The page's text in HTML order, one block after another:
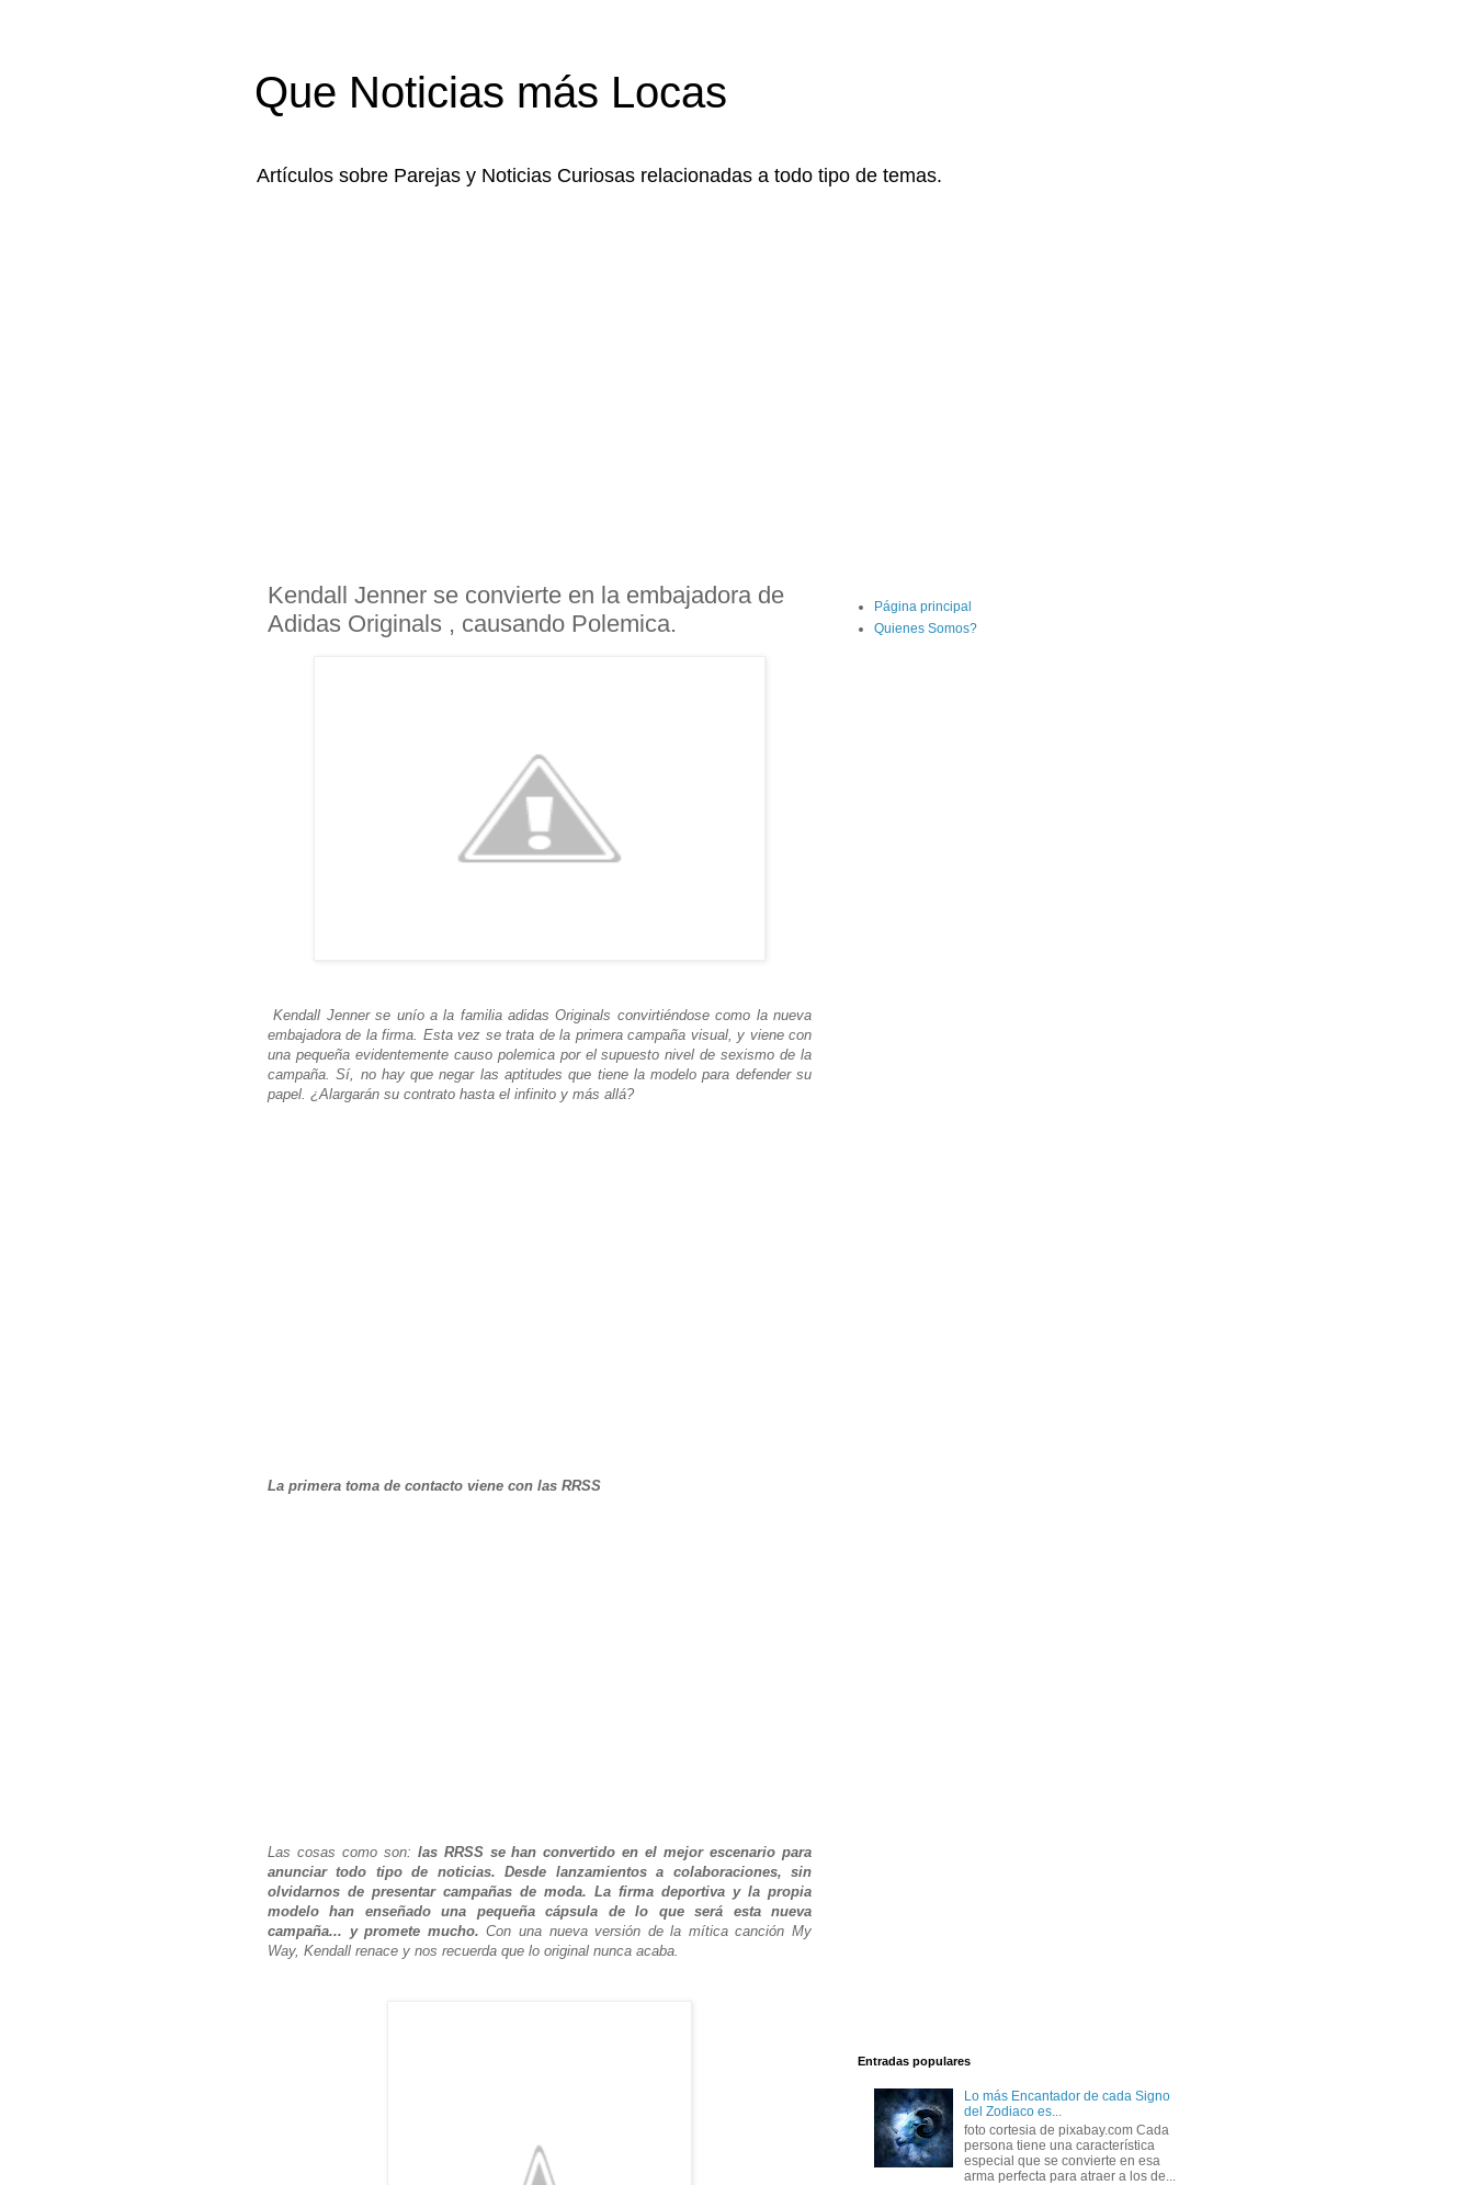
Que Noticias más Locas
Artículos sobre Parejas y Noticias Curiosas relacionadas a todo tipo de temas.
Kendall Jenner se convierte en la embajadora de
Adidas Originals , causando Polemica.
Kendall Jenner se unío a la familia adidas Originals convirtiéndose como la nueva
embajadora de la firma. Esta vez se trata de la primera campaña visual, y viene con
una pequeña evidentemente causo polemica por el supuesto nivel de sexismo de la
campaña. Sí, no hay que negar las aptitudes que tiene la modelo para defender su
papel. ¿Alargarán su contrato hasta el infinito y más allá?
La primera toma de contacto viene con las RRSS
Las cosas como son: las RRSS se han convertido en el mejor escenario para
anunciar todo tipo de noticias. Desde lanzamientos a colaboraciones, sin
olvidarnos de presentar campañas de moda. La firma deportiva y la propia
modelo han enseñado una pequeña cápsula de lo que será esta nueva
campaña... y promete mucho.Con una nueva versión de la mítica canción My
Way, Kendall renace y nos recuerda que lo original nunca acaba.
Página principal
Quienes Somos?
Entradas populares
Lo más Encantador de cada Signo
del Zodiaco es...
foto cortesia de pixabay.com Cada
persona tiene una característica
especial que se convierte en esa
arma perfecta para atraer a los de...